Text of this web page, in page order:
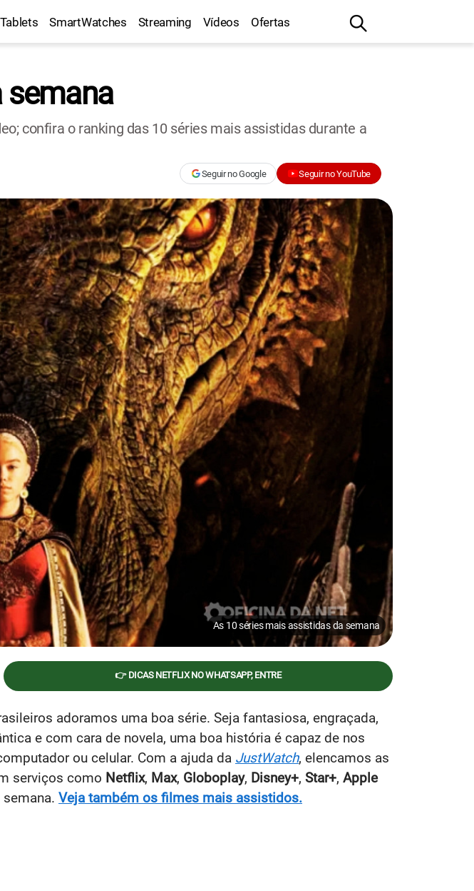
Tablets SmartWatches Streaming Vídeos Ofertas
semana
confira o ranking das 10 séries mais assistidas durante a
Seguir no Google Seguir no YouTube
As 10 séries mais assistidas da semana
👉 DICAS NETFLIX NO WHATSAPP, ENTRE
adoramos uma boa série. Seja fantasiosa, engraçada,
e com cara de novela, uma boa história é capaz de nos
ou celular. Com a ajuda da JustWatch, elencamos as
serviços como Netflix, Max, Globoplay, Disney+, Star+, Apple
semana. Veja também os filmes mais assistidos.